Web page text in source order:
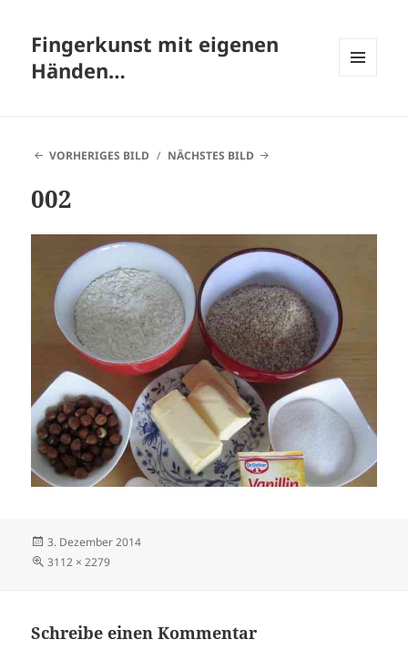
Fingerkunst mit eigenen
Händen…
VORHERIGES BILD NÄCHSTES BILD
002
Veröffentlicht
am
3. Dezember 2014
Volle
3112 × 2279
Schreibe einen Kommentar